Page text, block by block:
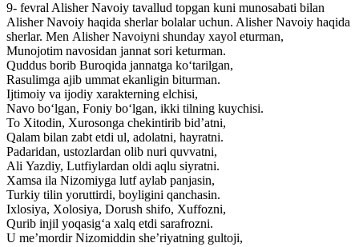
9- fevral Alisher Navoiy tavallud topgan kuni munosabati bilan
Alisher Navoiy haqida sherlar bolalar uchun. Alisher Navoiy haqida
sherlar. Men Alisher Navoiyni shunday xayol eturman,
Munojotim navosidan jannat sori keturman.
Quddus borib Buroqida jannatga ko‘tarilgan,
Rasulimga ajib ummat ekanligin biturman.
Ijtimoiy va ijodiy xarakterning elchisi,
Navo bo‘lgan, Foniy bo‘lgan, ikki tilning kuychisi.
To Xitodin, Xurosonga chekintirib bid’atni,
Qalam bilan zabt etdi ul, adolatni, hayratni.
Padaridan, ustozlardan olib nuri quvvatni,
Ali Yazdiy, Lutfiylardan oldi aqlu siyratni.
Xamsa ila Nizomiyga lutf aylab panjasin,
Turkiy tilin yoruttirdi, boyligini qanchasin.
Ixlosiya, Xolosiya, Dorush shifo, Xuffozni,
Qurib injil yoqasig‘a xalq etdi sarafrozni.
U me’mordir Nizomiddin she’riyatning gultoji,